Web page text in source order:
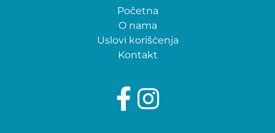
Početna
O nama
Uslovi korišćenja
Kontakt